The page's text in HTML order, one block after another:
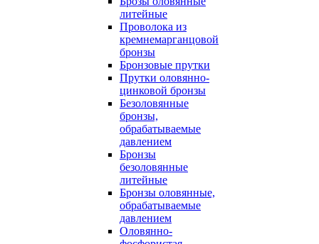
литейные
Проволока из
кремнемарганцовой
бронзы
Бронзовые прутки
Прутки оловянно-
цинковой бронзы
Безоловянные
бронзы,
обрабатываемые
давлением
Бронзы
безоловянные
литейные
Бронзы оловянные,
обрабатываемые
давлением
Оловянно-